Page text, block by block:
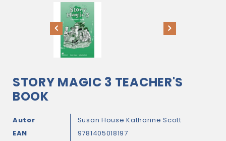
STORY MAGIC 3 TEACHER'S
BOOK
Autor Susan HouseKatharine Scott
EAN
9781405018197